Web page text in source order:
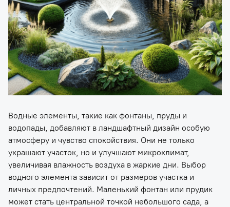
Водные элементы, такие как фонтаны, пруды и
водопады, добавляют в ландшафтный дизайн особую
атмосферу и чувство спокойствия. Они не только
украшают участок, но и улучшают микроклимат,
увеличивая влажность воздуха в жаркие дни. Выбор
водного элемента зависит от размеров участка и
личных предпочтений. Маленький фонтан или прудик
может стать центральной точкой небольшого сада, а